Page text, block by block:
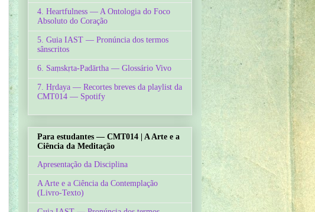
4. Heartfulness — A Ontologia do Foco
Absoluto do Coração
5. Guia IAST — Pronúncia dos termos
sânscritos
6. Saṃskṛta-Padārtha — Glossário Vivo
7. Hṛdaya — Recortes breves da playlist da
CMT014 — Spotify
Para estudantes — CMT014 | A Arte e a
Ciência da Meditação
Apresentação da Disciplina
A Arte e a Ciência da Contemplação
(Livro-Texto)